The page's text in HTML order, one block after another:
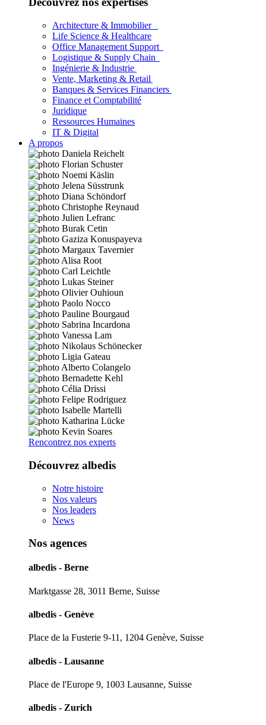
Architecture & Immobilier
Life Science & Healthcare
Office Management Support
Logistique & Supply Chain
Ingénierie & Industrie
Vente, Marketing & Retail
Banques & Services Financiers
Finance et Comptabilité
Juridique
Ressources Humaines
IT & Digital
A propos
Rencontrez nos experts
Découvrez albedis
Notre histoire
Nos valeurs
Nos leaders
News
Nos agences
albedis - Berne
Marktgasse 28, 3011 Berne, Suisse
albedis - Genève
Place de la Fusterie 9-11, 1204 Genève, Suisse
albedis - Lausanne
Place de l'Europe 9, 1003 Lausanne, Suisse
albedis - Zurich